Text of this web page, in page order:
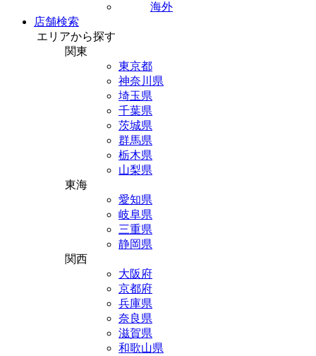
海外
店舗検索
エリアから探す
関東
東京都
神奈川県
埼玉県
千葉県
茨城県
群馬県
栃木県
山梨県
東海
愛知県
岐阜県
三重県
静岡県
関西
大阪府
京都府
兵庫県
奈良県
滋賀県
和歌山県